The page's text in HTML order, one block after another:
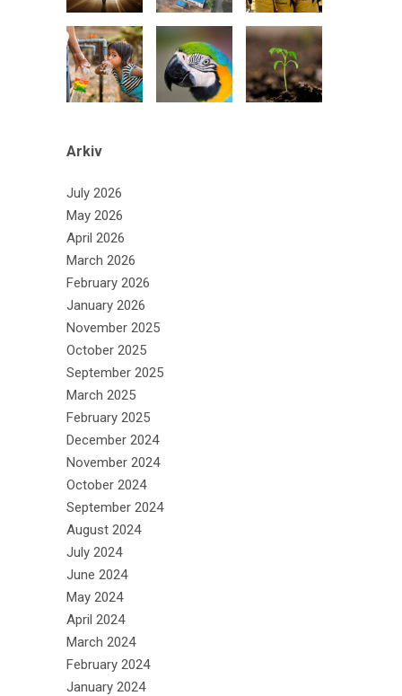
Arkiv
July 2026
May 2026
April 2026
March 2026
February 2026
January 2026
November 2025
October 2025
September 2025
March 2025
February 2025
December 2024
November 2024
October 2024
September 2024
August 2024
July 2024
June 2024
May 2024
April 2024
March 2024
February 2024
January 2024